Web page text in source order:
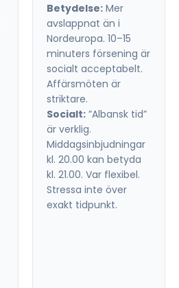
Betydelse: Mer
avslappnat än i
Nordeuropa. 10–15
minuters försening är
socialt acceptabelt.
Affärsmöten är
striktare.
Socialt: ”Albansk tid”
är verklig.
Middagsinbjudningar
kl. 20.00 kan betyda
kl. 21.00. Var flexibel.
Stressa inte över
exakt tidpunkt.